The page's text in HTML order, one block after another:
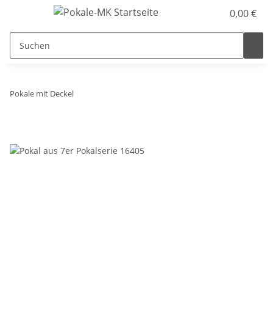
0,00 €
Pokale mit Deckel